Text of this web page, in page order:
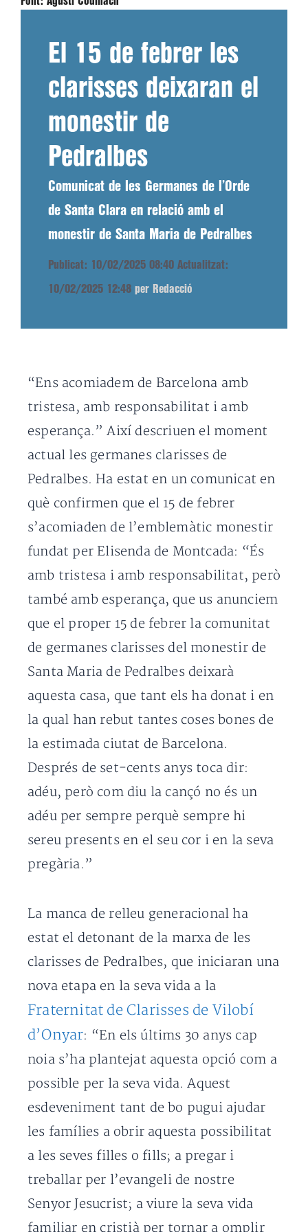
El 15 de febrer les
clarisses deixaran el
monestir de
Pedralbes
Comunicat de les Germanes de l’Orde
de Santa Clara en relació amb el
monestir de Santa Maria de Pedralbes
Publicat: 10/02/2025 08:40 Actualitzat:
10/02/2025 12:48 per Redacció
“Ens acomiadem de Barcelona amb
tristesa, amb responsabilitat i amb
esperança.” Així descriuen el moment
actual les germanes clarisses de
Pedralbes. Ha estat en un comunicat en
què confirmen que el 15 de febrer
s’acomiaden de l’emblemàtic monestir
fundat per Elisenda de Montcada: “És
amb tristesa i amb responsabilitat, però
també amb esperança, que us anunciem
que el proper 15 de febrer la comunitat
de germanes clarisses del monestir de
Santa Maria de Pedralbes deixarà
aquesta casa, que tant els ha donat i en
la qual han rebut tantes coses bones de
la estimada ciutat de Barcelona.
Després de set-cents anys toca dir:
adéu, però com diu la cançó no és un
adéu per sempre perquè sempre hi
sereu presents en el seu cor i en la seva
pregària.”
La manca de relleu generacional ha
estat el detonant de la marxa de les
clarisses de Pedralbes, que iniciaran una
nova etapa en la seva vida a la
Fraternitat de Clarisses de Vilobí
d’Onyar: “En els últims 30 anys cap
noia s’ha plantejat aquesta opció com a
possible per la seva vida. Aquest
esdeveniment tant de bo pugui ajudar
les famílies a obrir aquesta possibilitat
a les seves filles o fills; a pregar i
treballar per l’evangeli de nostre
Senyor Jesucrist; a viure la seva vida
familiar en cristià per tornar a omplir